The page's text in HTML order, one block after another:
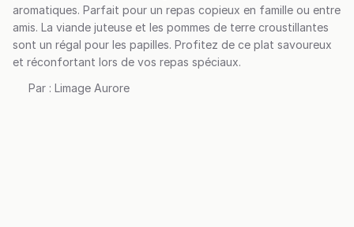
aromatiques. Parfait pour un repas copieux en famille ou entre
amis. La viande juteuse et les pommes de terre croustillantes
sont un régal pour les papilles. Profitez de ce plat savoureux
et réconfortant lors de vos repas spéciaux.
Par : Limage Aurore